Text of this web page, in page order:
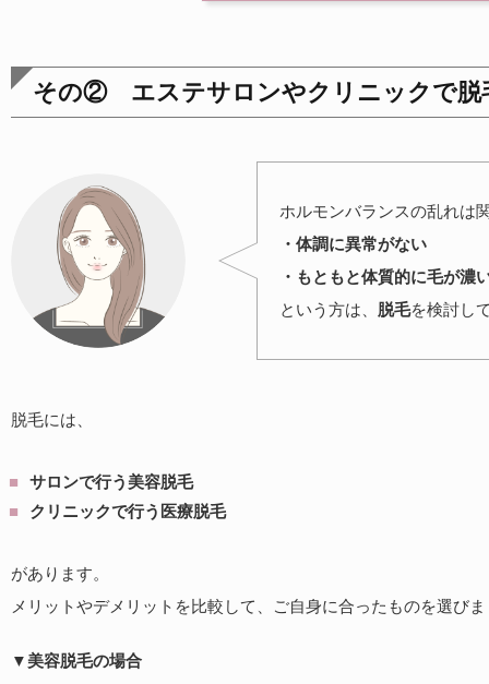
その② エステサロンやクリニックで脱
ホルモンバランスの乱れは
・体調に異常がない
・もともと体質的に毛が濃
という方は、 脱毛を検討し
脱毛には、
サロンで行う美容脱毛
クリニックで行う医療脱毛
があります。
メリットやデメリットを比較して、ご自身に合ったものを選び
▼美容脱毛の場合